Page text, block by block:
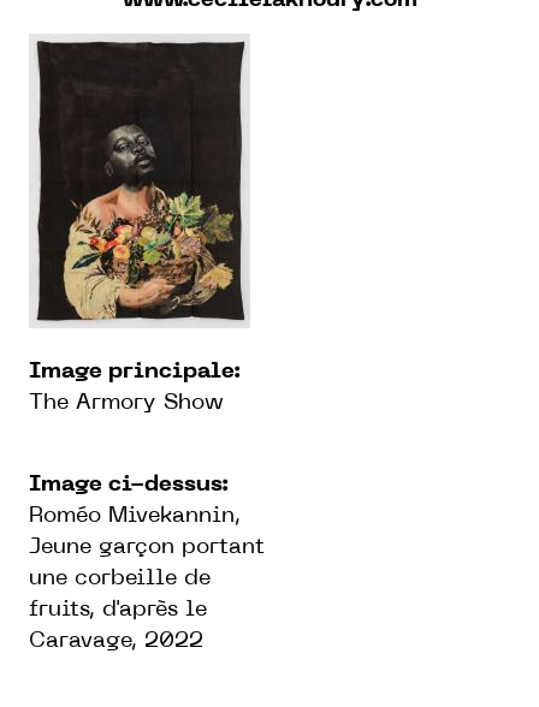
Image principale:
The Armory Show
Image ci-dessus:
Roméo Mivekannin,
Jeune garçon portant
une corbeille de
fruits, d'après le
Caravage, 2022